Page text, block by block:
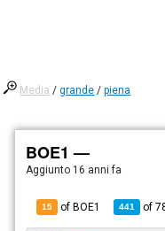
Media /grande /piena
BOE1 —
Aggiunto 16 anni fa
15 of BOE1 441 of